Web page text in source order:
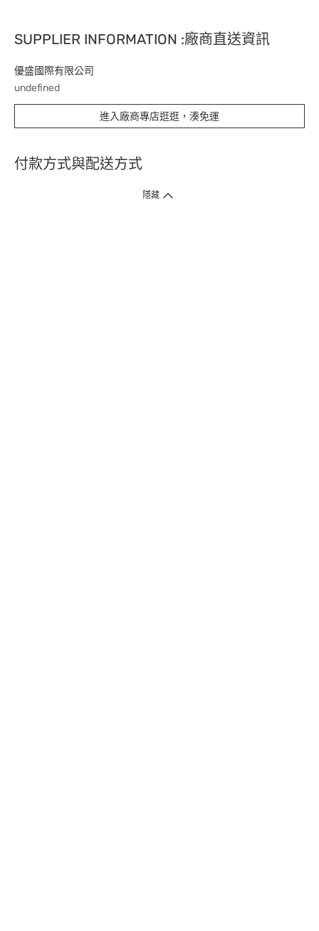
SUPPLIER INFORMATION :廠商直送資訊
優盛國際有限公司
undefined
進入廠商專店逛逛，湊免運
付款方式與配送方式
隱藏